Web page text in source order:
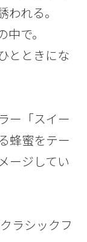
れる。
で。
とときにな
ー「スイー
蜂蜜をテー
ージしてい
ラシックフ